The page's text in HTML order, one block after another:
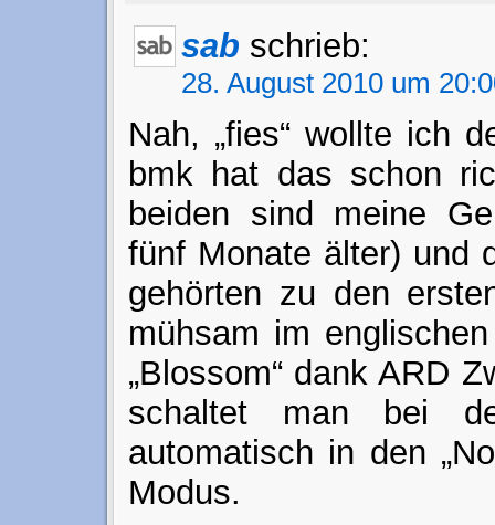
sab schrieb:
28. August 2010 um
Nah, „fies“ wollte ich
bmk hat das schon
beiden sind meine
fünf Monate älter) und
gehörten zu den
mühsam im
„Blossom“ dank ARD
schaltet man bei
automatisch in den
Modus.